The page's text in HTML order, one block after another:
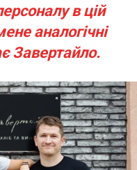
в цій
аналогічні
Завертайло.